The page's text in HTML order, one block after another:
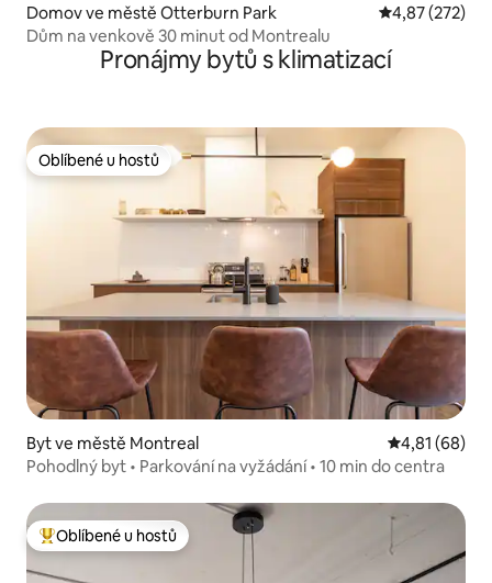
Domov ve městě Otterburn Park Průměrné
4,87 (272)
Dům na venkově 30 minut od Montrealu
Pronájmy bytů s klimatizací
Oblíbené u hostů
Oblíbené u hostů
Byt ve městě Montreal Průměrné
4,81 (68)
Pohodlný byt • Parkování na vyžádání • 10 min do centra
Nejlepší v kategorii Oblíbené u hostů
Oblíbené u hostů